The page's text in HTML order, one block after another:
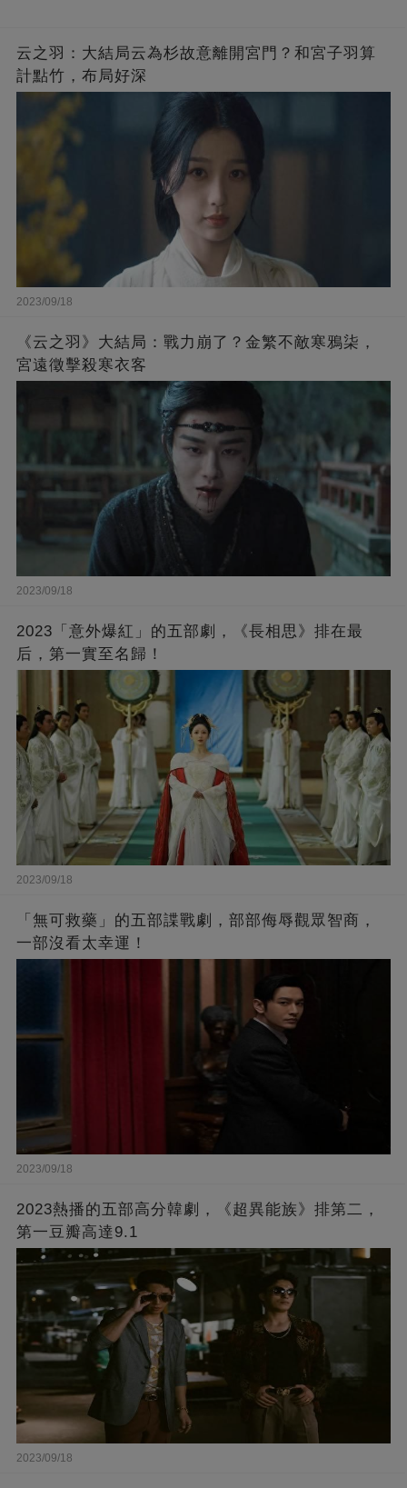
云之羽：大結局云為杉故意離開宮門？和宮子羽算
計點竹，布局好深
2023/09/18
《云之羽》大結局：戰力崩了？金繁不敵寒鴉柒，
宮遠徵擊殺寒衣客
2023/09/18
2023「意外爆紅」的五部劇，《長相思》排在最
后，第一實至名歸！
2023/09/18
「無可救藥」的五部諜戰劇，部部侮辱觀眾智商，
一部沒看太幸運！
2023/09/18
2023熱播的五部高分韓劇，《超異能族》排第二，
第一豆瓣高達9.1
2023/09/18